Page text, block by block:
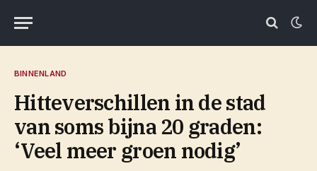
BINNENLAND
Hitteverschillen in de stad
van soms bijna 20 graden:
‘Veel meer groen nodig’